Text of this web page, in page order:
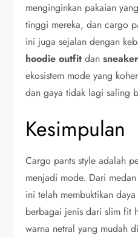
menginginkan pakaian
tinggi mereka, dan cargo
ini juga sejalan dengan
hoodie outfit dan
ekosistem mode yang
dan gaya tidak lagi saling
Kesimpulan
Cargo pants style adalah
menjadi mode. Dari
ini telah membuktikan
berbagai jenis dari slim fit
warna netral yang mudah